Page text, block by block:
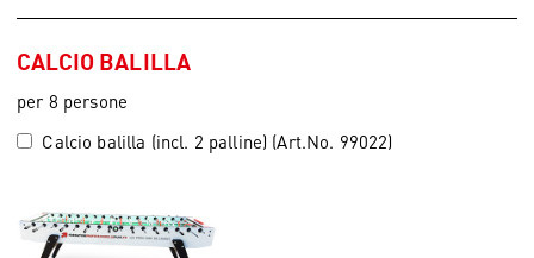
CALCIO BALILLA
per 8 persone
Calcio balilla (incl. 2 palline) (Art.No. 99022)